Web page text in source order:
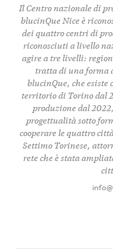
Il Centro nazionale di
blucinQue Nice è
dei quattro centri di
riconosciuti a livello
agire a tre livelli:
tratta di una forma
blucinQue, che esiste
territorio di Torino dal
produzione dal
progettualità sotto
cooperare le quattro
Settimo Torinese,
rete che è stata